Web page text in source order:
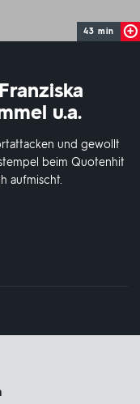
43 min
u.a.
und gewollt
beim Quotenhit
aufmischt.